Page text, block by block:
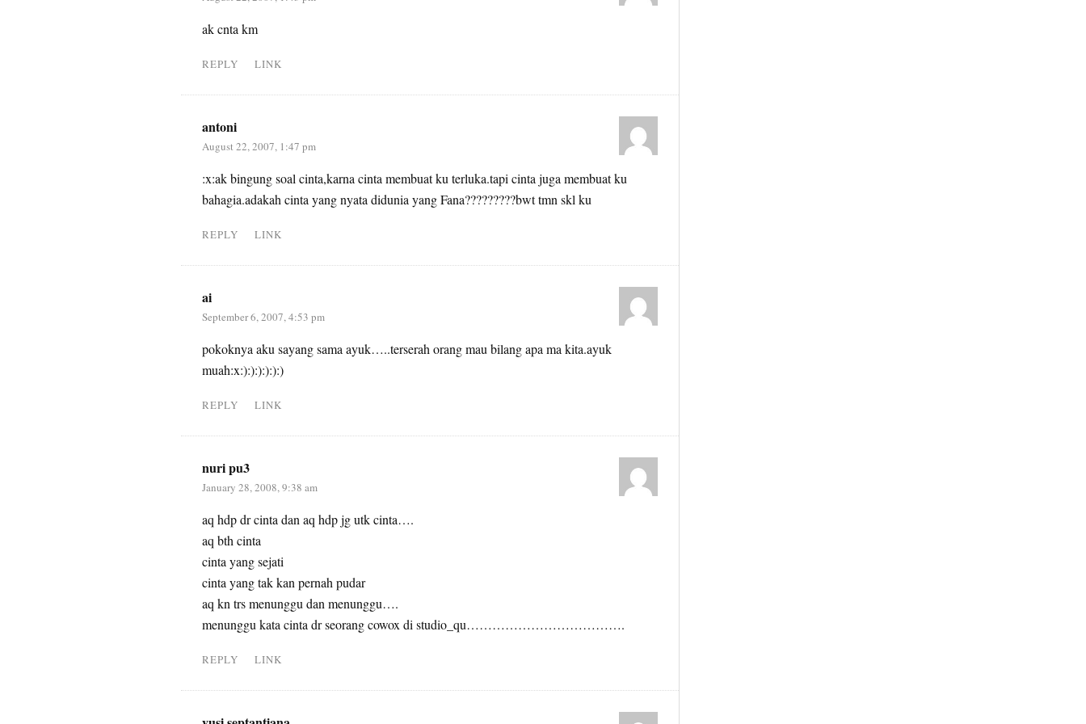
ak cnta km
REPLY LINK
antoni
August 22, 2007, 1:47 pm
:x:ak bingung soal cinta,karna cinta membuat ku terluka.tapi cinta juga membuat ku
bahagia.adakah cinta yang nyata didunia yang Fana?????????bwt tmn skl ku
REPLY LINK
ai
September 6, 2007, 4:53 pm
pokoknya aku sayang sama ayuk…..terserah orang mau bilang apa ma kita.ayuk
muah:x:):):):):):)
REPLY LINK
nuri pu3
January 28, 2008, 9:38 am
aq hdp dr cinta dan aq hdp jg utk cinta….
aq bth cinta
cinta yang sejati
cinta yang tak kan pernah pudar
aq kn trs menunggu dan menunggu….
menunggu kata cinta dr seorang cowox di studio_qu……………………………….
REPLY LINK